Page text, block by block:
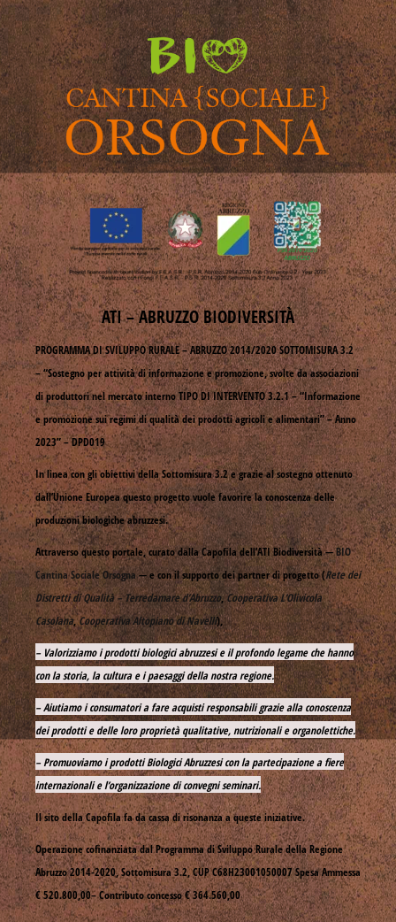
ATI – ABRUZZO BIODIVERSITÀ
PROGRAMMA DI SVILUPPO RURALE – ABRUZZO 2014/2020 SOTTOMISURA 3.2
– “Sostegno per attività di informazione e promozione, svolte da associazioni
di produttori nel mercato interno TIPO DI INTERVENTO 3.2.1 – “Informazione
e promozione sui regimi di qualità dei prodotti agricoli e alimentari” – Anno
2023” – DPD019
In linea con gli obiettivi della Sottomisura 3.2 e grazie al sostegno ottenuto
dall’Unione Europea questo progetto vuole favorire la conoscenza delle
produzioni biologiche abruzzesi.
Attraverso questo portale, curato dalla Capofila dell’ATI Biodiversità —BIO
Cantina Sociale Orsogna— e con il supporto dei partner di progetto (Rete dei
Distretti di Qualità – Terredamare d’Abruzzo,Cooperativa L’Olivicola
Casolana,Cooperativa Altopiano di Navelli),
– Valorizziamo i prodotti biologici abruzzesi e il profondo legame che hanno
con la storia, la cultura e i paesaggi della nostra regione.
– Aiutiamo i consumatori a fare acquisti responsabili grazie alla conoscenza
dei prodotti e delle loro proprietà qualitative, nutrizionali e organolettiche.
– Promuoviamo i prodotti Biologici Abruzzesi con la partecipazione a fiere
internazionali e l’organizzazione di convegni seminari.
Il sito della Capofila fa da cassa di risonanza a queste iniziative.
Operazione cofinanziata dal Programma di Sviluppo Rurale della Regione
Abruzzo 2014-2020, Sottomisura 3.2, CUP C68H23001050007 Spesa Ammessa
€ 520.800,00– Contributo concesso € 364.560,00